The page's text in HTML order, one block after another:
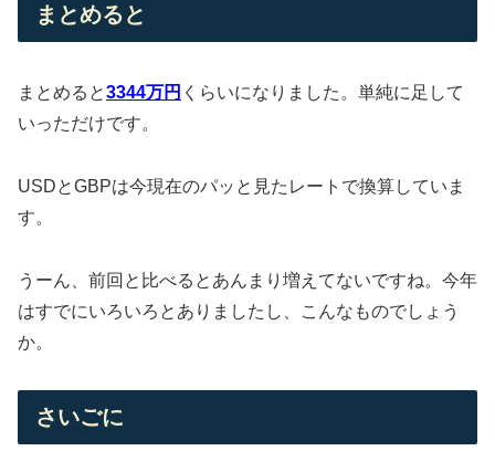
まとめると
まとめると3344万円 くらいになりました。単純に足して
いっただけです。
USDとGBPは今現在のパッと見たレートで換算していま
す。
うーん、前回と比べるとあんまり増えてないですね。今年
はすでにいろいろとありましたし、こんなものでしょう
か。
さいごに